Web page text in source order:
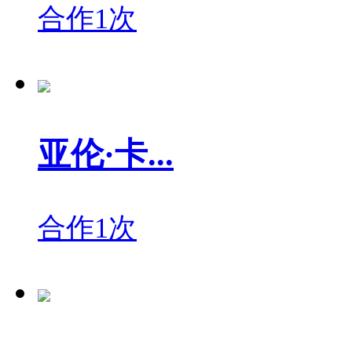
合作1次
亚伦·卡...
合作1次